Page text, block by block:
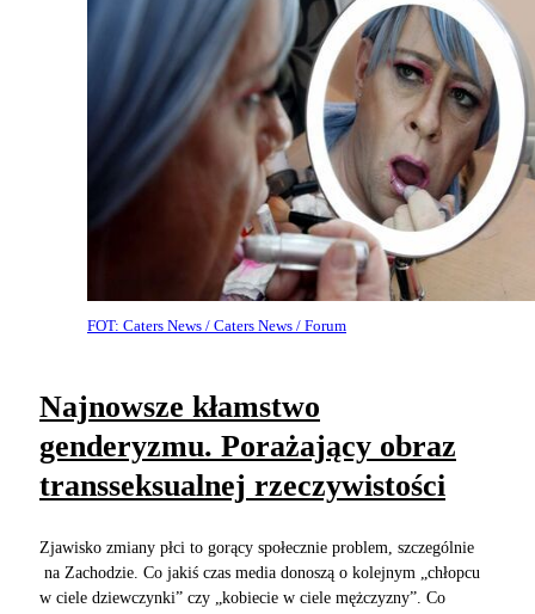
FOT: Caters News / Caters News / Forum
Najnowsze kłamstwo
genderyzmu. Porażający obraz
transseksualnej rzeczywistości
Zjawisko zmiany płci to gorący społecznie problem, szczególnie
na Zachodzie. Co jakiś czas media donoszą o kolejnym „chłopcu
w ciele dziewczynki” czy „kobiecie w ciele mężczyzny”. Co